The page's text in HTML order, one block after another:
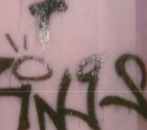
> 이후, 약 5달 만에 또다시 신보